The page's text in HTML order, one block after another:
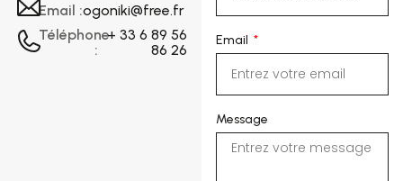
Email :ogoniki@free.fr
Téléphone
:
+ 33 6 89 56
86 26
Email
Message